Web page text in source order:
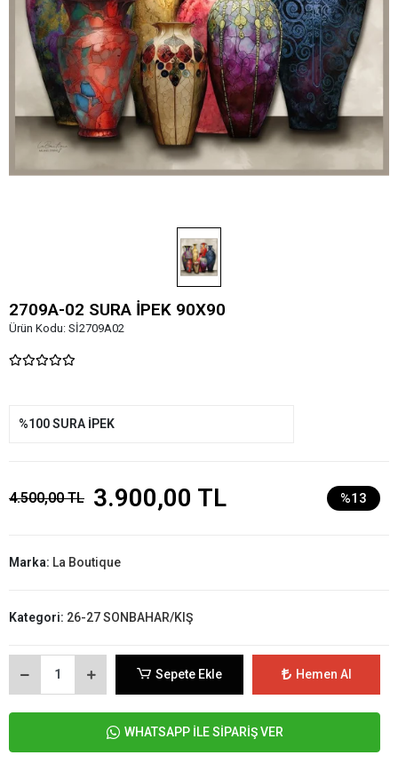
2709A-02 SURA İPEK 90X90
Ürün Kodu: Sİ2709A02
%100 SURA İPEK
4.500,00 TL 3.900,00 TL %13
Marka: La Boutique
Kategori: 26-27 SONBAHAR/KIŞ
Sepete Ekle Hemen Al
WHATSAPP İLE SİPARİŞ VER